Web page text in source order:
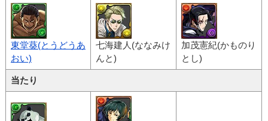
東堂葵(とうどうあ
おい)
七海建人(ななみけ
んと)
加茂憲紀(かものり
とし)
当たり